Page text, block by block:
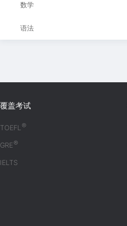
数学
语法
覆盖考试
TOEFL®
GRE®
IELTS